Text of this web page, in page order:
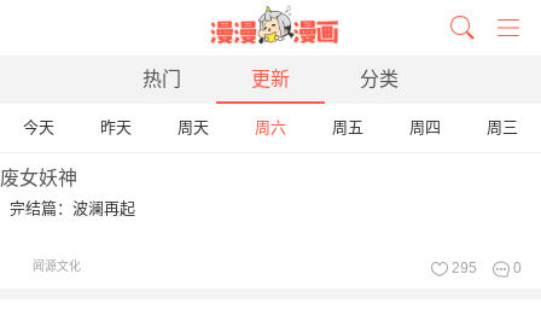
热门 更新 分类
今天 昨天 周天 周六 周五 周四 周三
废女妖神
完结篇：波澜再起
闻源文化 295 0